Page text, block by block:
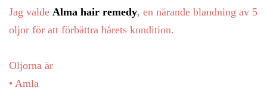
Jag valde Alma hair remedy, en närande blandning av 5
oljor för att förbättra hårets kondition.
Oljorna är
• Amla